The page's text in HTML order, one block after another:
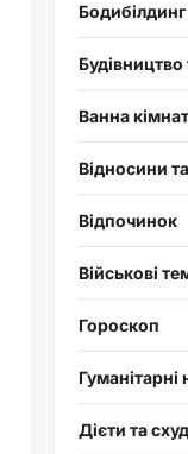
Бодибілдинг
Ванна
Відносини
Відпочинок
Військові
Гороскоп
Гуманітарні
Дієти та